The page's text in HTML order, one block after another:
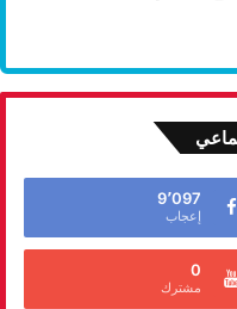
9٬097
إعجاب
0
مشترك